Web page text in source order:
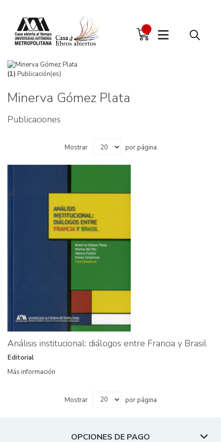
(1) Publicación(es)
Minerva Gómez Plata
Publicaciones
Mostrar por página
Análisis institucional: diálogos entre Francia y Brasil
Editorial
Más información
Mostrar por página
OPCIONES DE PAGO